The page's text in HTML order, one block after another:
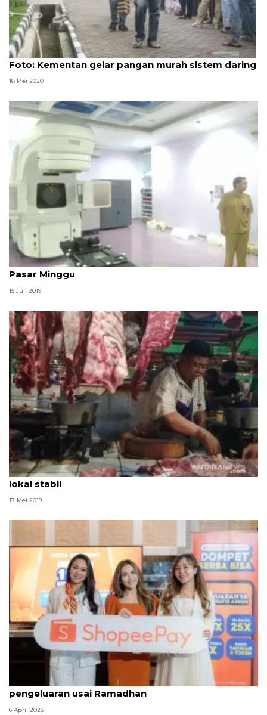
Foto
Foto: Kementan gelar pangan murah sistem daring
18 Mei 2020
Jaga harapan sembuh melalui radioterapi di RSUD
Pasar Minggu
15 Juli 2019
Minggu kedua bulan Ramadhan, harga daging sapi
lokal stabil
17 Mei 2019
ShopeePay hadirkan promo hemat bantu atur
pengeluaran usai Ramadhan
6 April 2026